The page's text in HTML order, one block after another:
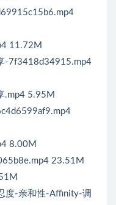
11.72M
-7f3418d34915.mp4
.mp4 5.95M
8.00M
23.51M
度-亲和性-Affinity-调